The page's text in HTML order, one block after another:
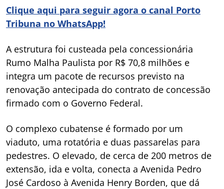
Clique aqui para seguir agora o canal Porto
Tribuna no WhatsApp!
A estrutura foi custeada pela concessionária
Rumo Malha Paulista por R$ 70,8 milhões e
integra um pacote de recursos previsto na
renovação antecipada do contrato de concessão
firmado com o Governo Federal.
O complexo cubatense é formado por um
viaduto, uma rotatória e duas passarelas para
pedestres. O elevado, de cerca de 200 metros de
extensão, ida e volta, conecta a Avenida Pedro
José Cardoso à Avenida Henry Borden, que dá